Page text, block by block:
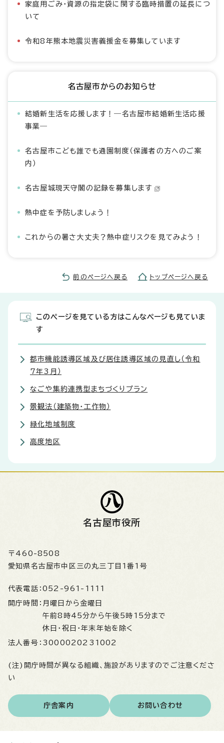
家庭用ごみ・資源の指定袋に関する臨時措置の延長につ
いて
令和8年熊本地震災害義援金を募集しています
名古屋市からのお知らせ
結婚新生活を応援します！―名古屋市結婚新生活応援
事業―
名古屋市こども誰でも通園制度（保護者の方へのご案
内）
名古屋城現天守閣の記録を募集します
熱中症を予防しましょう！
これからの暑さ大丈夫？熱中症リスクを見てみよう！
前のページへ戻る トップページへ戻る
このページを見ている方はこんなページも見ていま
す
都市機能誘導区域及び居住誘導区域の見直し（令和
7年3月）
なごや集約連携型まちづくりプラン
景観法（建築物・工作物）
緑化地域制度
高度地区
名古屋市役所
〒460-8508
愛知県名古屋市中区三の丸三丁目1番1号
代表電話： 052-961-1111
開庁時間： 月曜日から金曜日
午前8時45分から午後5時15分まで
休日・祝日・年末年始を除く
法人番号： 3000020231002
(注)開庁時間が異なる組織、施設がありますのでご注意くださ
い
庁舎案内 お問い合わせ